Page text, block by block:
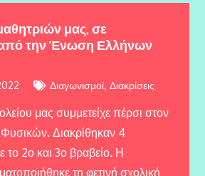
μας, σε
την Ένωση Ελλήνων
Διαγωνισμοί,Διακρίσεις
μας συμμετείχε πέρσι στον
Διακρίθηκαν 4
το 2ο και 3ο βραβείο. Η
τη φετινή σχολική